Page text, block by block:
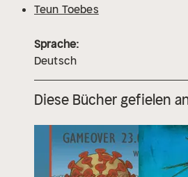
Teun Toebes
Sprache:
Deutsch
Diese Bücher gefielen